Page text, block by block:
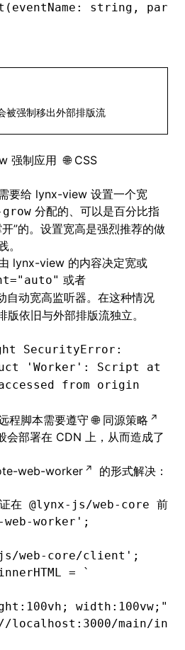
(eventName: string ,
被强制移出外部排版流
强制应用
CSS
要给 lynx-view 设置一个宽
分配的、可以是百分比指
”的。设置宽高是强烈推荐的做
。
lynx-view 的内容决定宽或
或者
自动宽高监听器。在这种情况
依旧与外部排版流独立。
SecurityError:
'Worker': Script at
from origin
程脚本需要遵守
同源策略
会部署在 CDN 上，从而造成了
web-worker 的形式解决：
证在 @lynx-js/web-core 前
worker' ;
web-core/client' ;
= `
width:100vw;"
localhost:3000/main/